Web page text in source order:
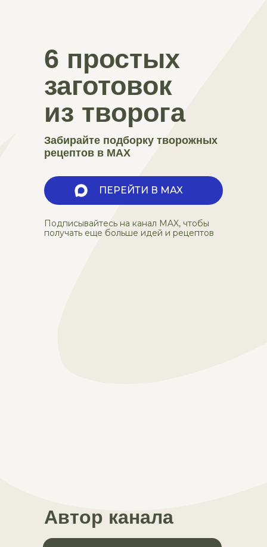
6 простых
заготовок
из творога
Забирайте подборку творожных
рецептов в MAX
Подписывайтесь на канал MAX, чтобы
получать еще больше идей и рецептов
ПЕРЕЙТИ В MAX
Автор канала